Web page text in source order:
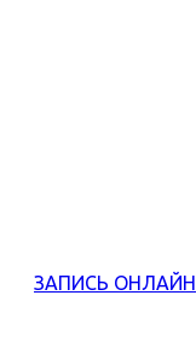
ЗАПИСЬ ОНЛАЙН